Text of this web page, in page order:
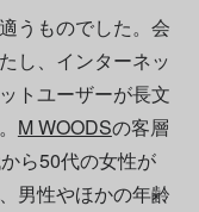
うものでした。会
し、インターネッ
トユーザーが長文
M WOODSの客層
ら50代の女性が
男性やほかの年齢